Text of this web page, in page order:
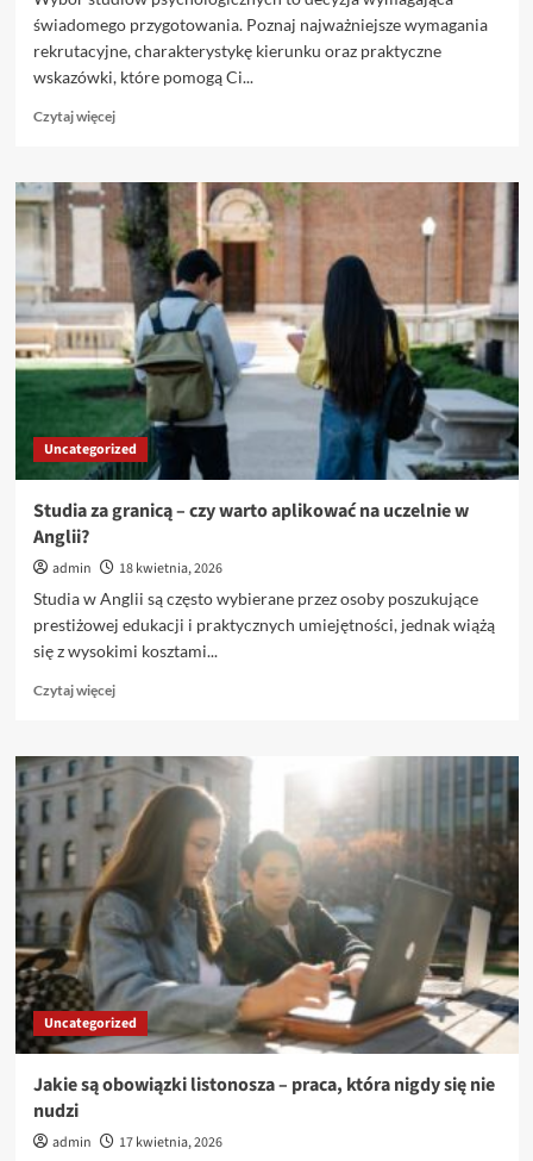
świadomego przygotowania. Poznaj najważniejsze wymagania
rekrutacyjne, charakterystykę kierunku oraz praktyczne
wskazówki, które pomogą Ci...
Czytaj więcejDowiedz
o
Jakie
są
wymagania
psychologię
i
co
musisz
wiedzieć
tym
kierunku
Uncategorized
Studia za granicą – czy warto aplikować na uczelnie w
Anglii?
admin
18 kwietnia, 2026
Studia w Anglii są często wybierane przez osoby poszukujące
prestiżowej edukacji i praktycznych umiejętności, jednak wiążą
się z wysokimi kosztami...
Czytaj więcejDowiedz
o
Studia
granicą
–
czy
warto
aplikować
na
uczelnie
w
Anglii?
Uncategorized
Jakie są obowiązki listonosza – praca, która nigdy się nie
nudzi
admin
17 kwietnia, 2026